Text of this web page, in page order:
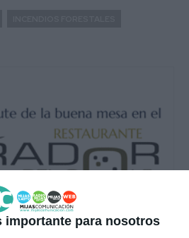
importante para nosotros